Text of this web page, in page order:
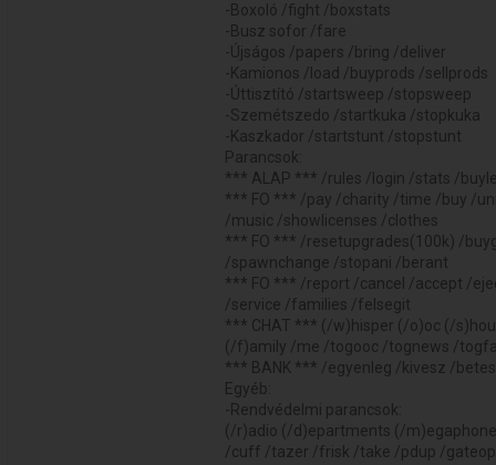
-Boxoló /fight /boxstats
-Busz sofor /fare
-Újságos /papers /bring /deliver
-Kamionos /load /buyprods /sellprods
-Úttisztító /startsweep /stopsweep
-Szemétszedo /startkuka /stopkuka
-Kaszkador /startstunt /stopstunt
Parancsok:
*** ALAP *** /rules /login /stats /
*** FO *** /pay /charity /time /buy /
/music /showlicenses /clothes
*** FO *** /resetupgrades(100k) /
/spawnchange /stopani /berant
*** FO *** /report /cancel /accept /
/service /families /felsegit
*** CHAT *** (/w)hisper (/o)oc (/
(/f)amily /me /togooc /tognews /
*** BANK *** /egyenleg /kivesz /
Egyéb:
-Rendvédelmi parancsok:
(/r)adio (/d)epartments (/
/cuff /tazer /frisk /take /pdup /